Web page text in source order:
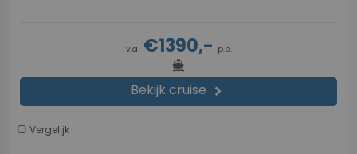
v.a.€1390,- p.p.
directions_boat
Bekijk cruise chevron_right
Vergelijk